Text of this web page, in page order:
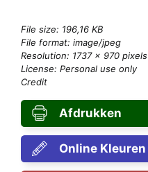
File size: 196,16 KB
File format: image/jpeg
Resolution: 1737 × 970 pixels
License: Personal use only
Credit
Afdrukken
Online Kleuren